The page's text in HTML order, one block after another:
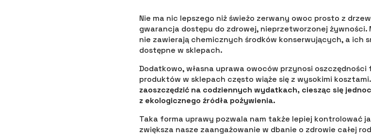
Nie ma nic lepszego niż świeżo zerwany owoc prosto z
gwarancja dostępu do zdrowej, nieprzetworzonej żywności.
nie zawierają chemicznych środków konserwujących, a ich
dostępne w sklepach.
Dodatkowo, własna uprawa owoców przynosi
produktów w sklepach często wiąże się z wysokimi kosztami.
zaoszczędzić na codziennych wydatkach, ciesząc się
z ekologicznego źródła pożywienia.
Taka forma uprawy pozwala nam także lepiej kontrolować
zwiększa nasze zaangażowanie w dbanie o zdrowie całej